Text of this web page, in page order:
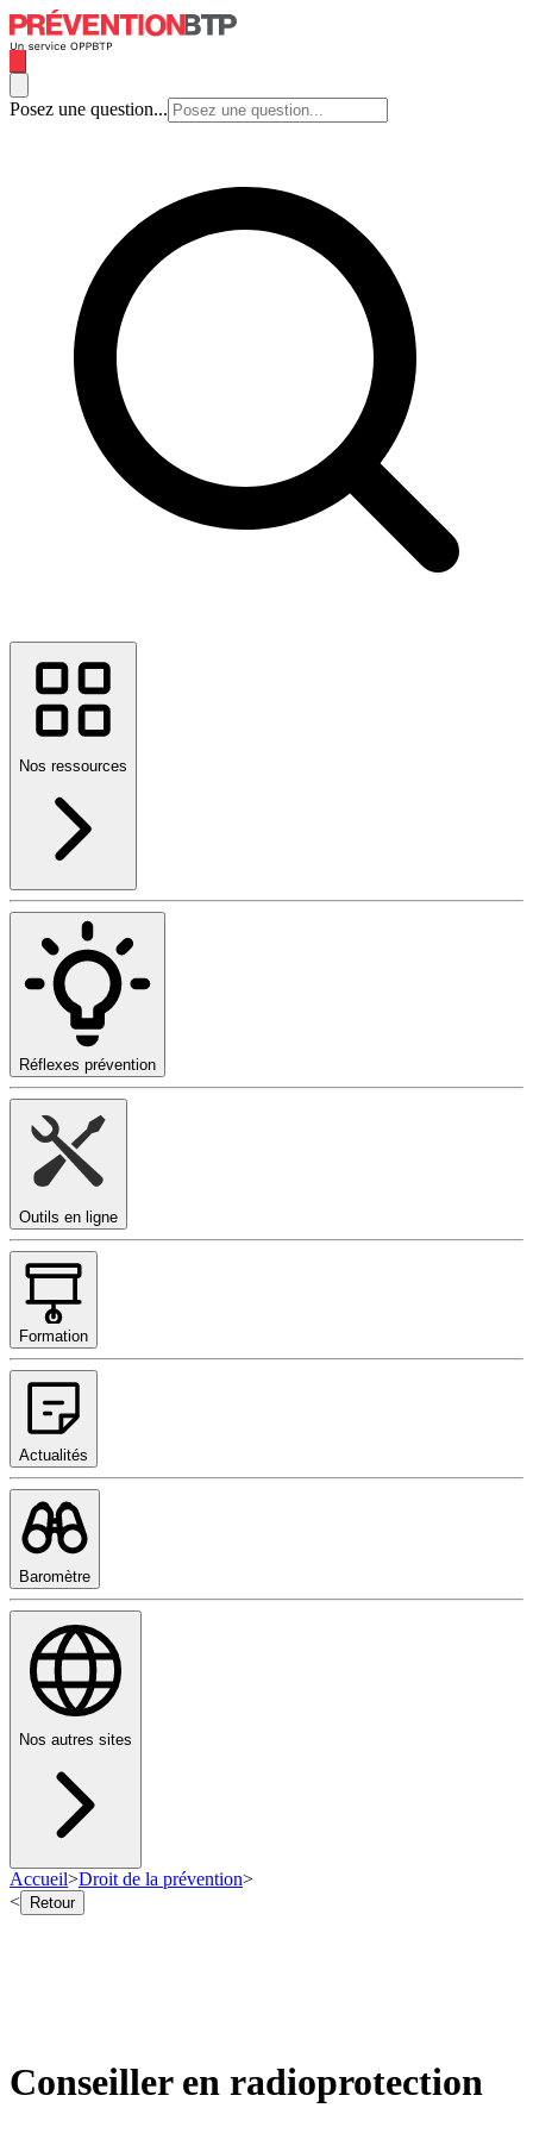
Posez une question...
Nos ressources
Réflexes prévention
Outils en ligne
Formation
Actualités
Baromètre
Nos autres sites
Accueil>Droit de la prévention>
<
Retour
Conseiller en radioprotection